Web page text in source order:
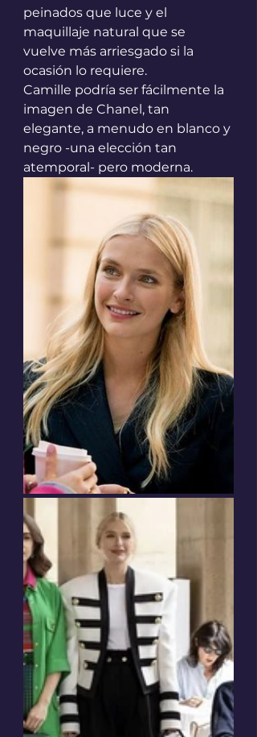
peinados que luce y el
maquillaje natural que se
vuelve más arriesgado si la
ocasión lo requiere.
Camille podría ser fácilmente la
imagen de Chanel, tan
elegante, a menudo en blanco y
negro -una elección tan
atemporal- pero moderna.